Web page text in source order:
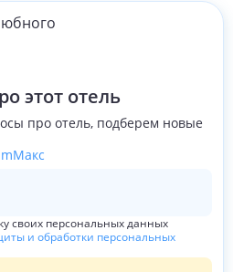
этот отель
про отель, подберем новые
Макс
своих персональных данных
и обработки персональных